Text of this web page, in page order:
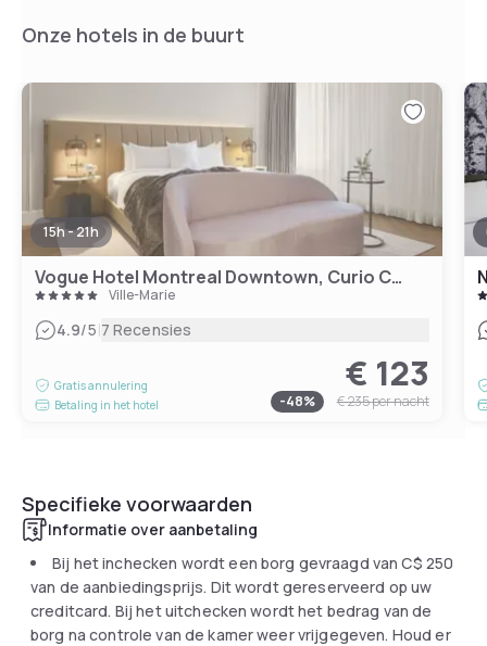
Onze hotels in de buurt
15h - 21h
Vogue Hotel Montreal Downtown, Curio Collection by Hilton
Ville-Marie
4.9/5|7 Recensies
Gratis annulering
Betaling in het hotel
€ 123
-48% € 235per nacht
Specifieke voorwaarden
Informatie over aanbetaling
Bij het inchecken wordt een borg gevraagd vanC$ 250
van de aanbiedingsprijs. Dit wordt gereserveerd op uw
creditcard. Bij het uitchecken wordt het bedrag van de
borg na controle van de kamer weer vrijgegeven. Houd er